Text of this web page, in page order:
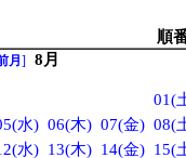
順
月 ] 8月
01(
水) 06(木) 07(金) 08(
水) 13(木) 14(金) 15(